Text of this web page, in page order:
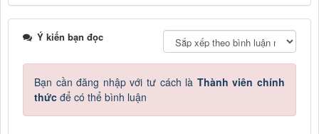
Ý kiến bạn đọc
Bạn cần đăng nhập với tư cách là Thành viên chính
thức để có thể bình luận